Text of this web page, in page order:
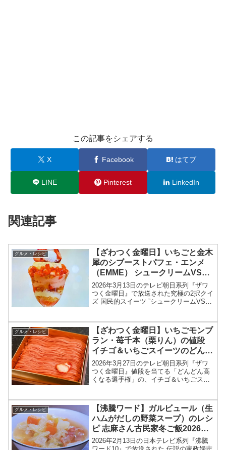
この記事をシェアする
X Facebook はてブ
LINE Pinterest LinkedIn
関連記事
グルメ・レシピ
【ざわつく金曜日】いちごと金木
犀のシブーストパフェ・エンメ
（EMME） シュークリームVSい
ちごパフェ究極の2択結果2026年
3月13日
2026年3月13日のテレビ朝日系列『ザワ
つく金曜日』で放送された究極の2択クイ
ズ 国民的スイーツ ”シュークリームVSい
（EMME）情報を紹介します！今回のざ
わつく金曜日...
グルメ・レシピ
【ざわつく金曜日】いちごモンブ
ラン・苺千本（栗りん）の値段
イチゴ＆いちごスイーツのどんど
ん高くなる選手権2026年3月27日
2026年3月27日のテレビ朝日系列『ザワ
つく金曜日』値段を当てる「どんどん高
くなる選手権」の、イチゴ＆いちごスイ
つく金曜日では「どんどん高くなる選手
権」と題して、イチ...
グルメ・レシピ
【沸騰ワード】ガルビュール（生
ハムがだしの野菜スープ）のレシ
ピ 志麻さん古民家冬ご飯2026年2
月13日
2026年2月13日の日本テレビ系列『沸騰